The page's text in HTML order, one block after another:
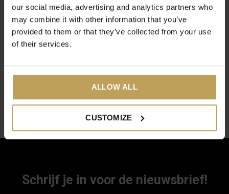
our social media, advertising and analytics partners who
may combine it with other information that you’ve
provided to them or that they’ve collected from your use
of their services.
ALLOW ALL
CUSTOMIZE
Review: Moeders.nu
Schrijf je in voor de nieuwsbrief!